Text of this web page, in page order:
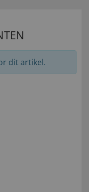
dit artikel.